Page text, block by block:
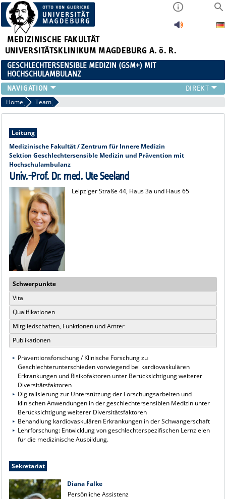
MEDIZINISCHE FAKULTÄT
UNIVERSITÄTSKLINIKUM MAGDEBURG A. ö. R.
GESCHLECHTERSENSIBLE MEDIZIN (GSM+) MIT
HOCHSCHULAMBULANZ
TEAM
HOCHSCHULAMBULANZ
FORSCHUNG
KARRIERE
KOOPERATIONEN
IN DEN MEDIEN
Home Team
Leitung
Medizinische Fakultät / Zentrum für Innere Medizin
Sektion Geschlechtersensible Medizin und Prävention mit
Hochschulambulanz
Univ.-Prof. Dr. med. Ute Seeland
Leipziger Straße 44, Haus 3a und Haus 65
Schwerpunkte
Vita
Qualifikationen
Mitgliedschaften, Funktionen und Ämter
Publikationen
Präventionsforschung / Klinische Forschung zu
Geschlechterunterschieden vorwiegend bei kardiovaskulären
Erkrankungen und Risikofaktoren unter Berücksichtigung weiterer
Diversitätsfaktoren
Digitalisierung zur Unterstützung der Forschungsarbeiten und
klinischen Anwendungen in der geschlechtersensiblen Medizin unter
Berücksichtigung weiterer Diversitätsfaktoren
Behandlung kardiovaskulären Erkrankungen in der Schwangerschaft
Lehrforschung: Entwicklung von geschlechterspezifischen Lernzielen
für die medizinische Ausbildung.
Sekretariat
Diana Falke
Persönliche Assistenz